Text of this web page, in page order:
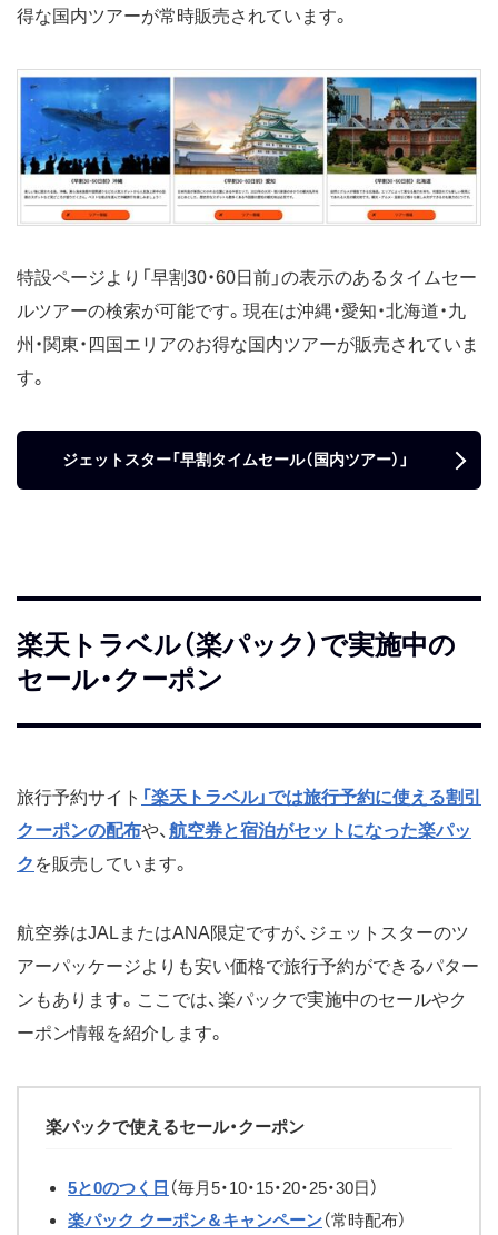
得な国内ツアーが常時販売されています。
特設ページより「早割30・60日前」の表示のあるタイムセー
ルツアーの検索が可能です。現在は沖縄・愛知・北海道・九
州・関東・四国エリアのお得な国内ツアーが販売されていま
す。
ジェットスター「早割タイムセール（国内ツアー）」
楽天トラベル（楽パック）で実施中の
セール・クーポン
旅行予約サイト 「楽天トラベル」では旅行予約に使える割引
クーポンの配布や、 航空券と宿泊がセットになった楽パッ
ク を販売しています。
航空券はJALまたはANA限定ですが、ジェットスターのツ
アーパッケージよりも安い価格で旅行予約ができるパター
ンもあります。ここでは、楽パックで実施中のセールやク
ーポン情報を紹介します。
楽パックで使えるセール・クーポン
5と0のつく日 （毎月5・10・15・20・25・30日）
楽パック クーポン＆キャンペーン（常時配布）